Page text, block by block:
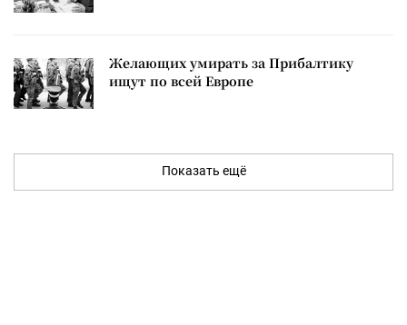
Желающих умирать за Прибалтику
ищут по всей Европе
Показать ещё